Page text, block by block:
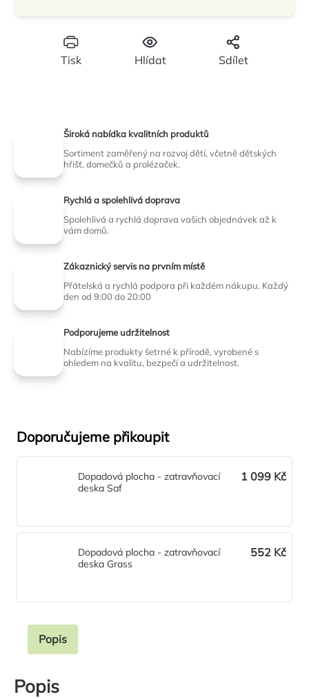
Tisk Hlídat Sdílet
Široká nabídka kvalitních produktů
Sortiment zaměřený na rozvoj dětí, včetně dětských
hřišť, domečků a prolézaček.
Rychlá a spolehlivá doprava
Spolehlivá a rychlá doprava vašich objednávek až k
vám domů.
Zákaznický servis na prvním místě
Přátelská a rychlá podpora při každém nákupu. Každý
den od 9:00 do 20:00
Podporujeme udržitelnost
Nabízíme produkty šetrné k přírodě, vyrobené s
ohledem na kvalitu, bezpečí a udržitelnost.
Doporučujeme přikoupit
Dopadová plocha - zatravňovací
deska Saf
1 099 Kč
Dopadová plocha - zatravňovací
deska Grass
552 Kč
Popis
Popis